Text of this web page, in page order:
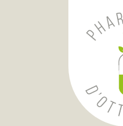
Pharmacie